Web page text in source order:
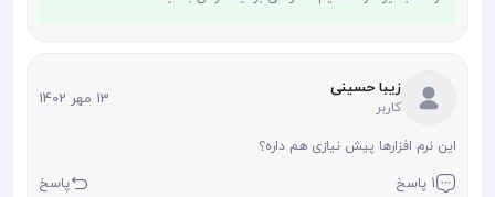
زیبا حسینی
کاربر 13 مهر 1402
این نرم افزارها پیش نیازی هم داره؟
1 پاسخ پاسخ